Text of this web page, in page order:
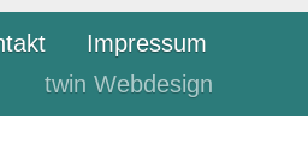
Impressum
twin Webdesign